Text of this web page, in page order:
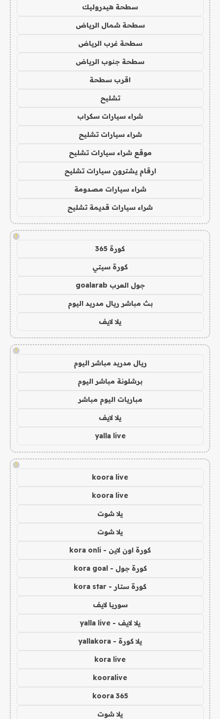
سطحة هيدروليك
سطحة شمال الرياض
سطحة غرب الرياض
سطحة جنوب الرياض
اقرب سطحة
تشليح
شراء سيارات سكراب
شراء سيارات تشليح
موقع شراء سيارات تشليح
ارقام يشترون سيارات تشليح
شراء سيارات مصدومة
شراء سيارات قديمة تشليح
!
كورة 365
كورة سيتي
جول العرب goalarab
بث مباشر ريال مدريد اليوم
يلا لايف
!
ريال مدريد مباشر اليوم
برشلونة مباشر اليوم
مباريات اليوم مباشر
يلا لايف
yalla live
!
koora live
koora live
يلا شوت
يلا شوت
كورة اون لاين - kora onli
كورة جول - kora goal
كورة ستار - kora star
سوريا لايف
يلا لايف - yalla live
يلا كورة - yallakora
kora live
kooralive
koora 365
يلا شوت